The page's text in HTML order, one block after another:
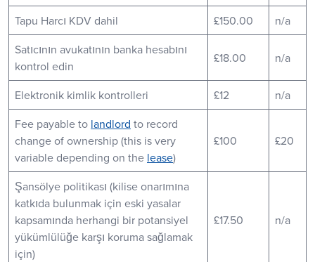
Tapu Harcı KDV dahil £150.00
n/a
Satıcının avukatının banka hesabını
kontrol edin
£18.00 n/a
Elektronik kimlik kontrolleri £12
n/a
Fee payable to landlord to record
change of ownership (this is very
variable depending on the lease)
£100 £20
Şansölye politikası (kilise onarımına
katkıda bulunmak için eski yasalar
kapsamında herhangi bir potansiyel
yükümlülüğe karşı koruma sağlamak
için)
£17.50 n/a